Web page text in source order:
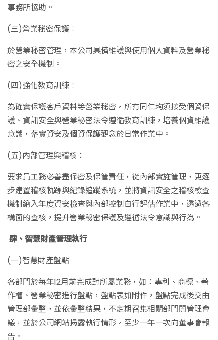
事務所協助。
(三)營業秘密保護：
於營業秘密管理，本公司具備維護與使用個人資料及營業秘
密之安全機制。
(四)強化教育訓練：
為確實保護客戶資料等營業秘密，所有同仁均須接受個資保
護、資訊安全與營業秘密法令遵循教育訓練，培養個資維護
意識，落實資安及個資保護觀念於日常作業中。
(五)內部管理與稽核：
要求員工務必善盡保密及保管責任，從內部實施管理，更逐
步建置稽核軌跡與紀錄追蹤系統，並將資訊安全之稽核檢查
機制納入年度資安檢查與內部控制自行評估作業中，透過各
構面的查核，提升營業秘密保護及遵循法令意識與行為。
肆、智慧財產管理執行
(一)智慧財產盤點
各部門於每年12月前完成對所屬業務，如：專利、商標、著
作權、營業秘密進行盤點，盤點表如附件，盤點完成後交由
管理部彙整，並依彙整結果，不定期召集相關部門開管理會
議，並於公司網站揭露執行情形，至少一年一次向董事會報
告。